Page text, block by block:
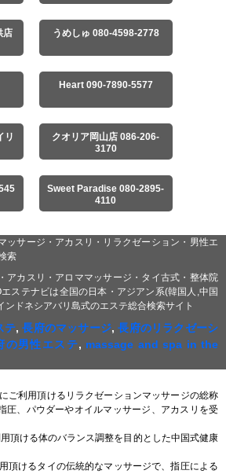
店
うめしゅ 080-4598-2778
Heart 090-7890-5577
リ
クオリア岡山店 086-206-
3170
Sweet Paradise 080-2895-
4110
ッサージ・アカスリ・リラクゼーション・男性エ
索
アカスリ・アロママッサージ・タイ古式・整体院
ステナビは全国の日本・アジアン系(韓国人,中国
ンドネシアバリ島式のエステ総合検索サイト
テ,長府のマッサージ,長府のリラクゼーシ
の男性エステ, massage and spa in the
ご利用頂けるリラクゼーションマッサージの総称
圧、パウダーやオイルマッサージ、アカスリを受
頂ける体のバランス調整を目的とした中国式健康
頂けるタイの伝統的なマッサージで、指圧による